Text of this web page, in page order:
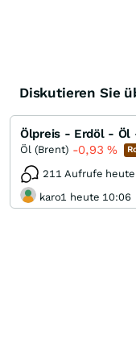
Diskutieren Sie
Öl (Brent) -0,93 %
211 Aufrufe heute
karo1 heute 10:06